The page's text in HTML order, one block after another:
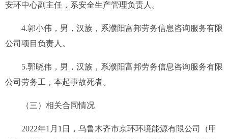
安环中心副主任 ， 系安全生产管理负责人 。
4.郭小伟 ，男，汉族，系濮阳富邦劳务信息咨询服务有限
公司项目负责人 。
5.郭晓伟，男，汉族，系濮阳富邦劳务信息咨询服务有限
公司劳务工，本起事故死者。
（三）相关合同情况
2022年1月1日，乌鲁木齐市京环环境能源有限公司（甲